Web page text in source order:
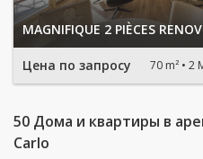
MAGNIFIQUE 2 PIÈCES
Цена по запросу 70 m² 2
50 Дома и квартиры в
Carlo